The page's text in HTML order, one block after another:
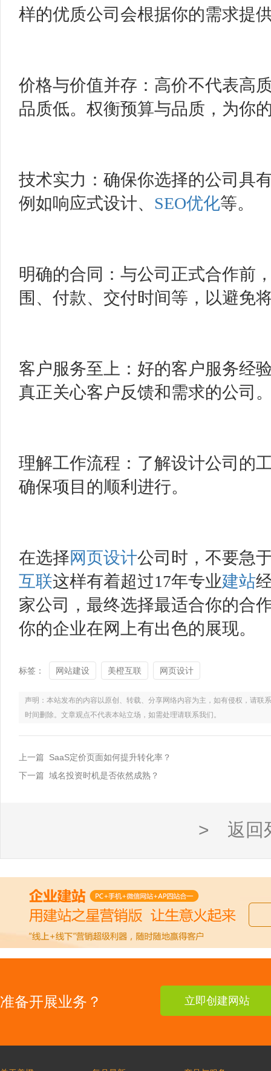
样的优质公司会根据你的需求提
价格与价值并存：高价不代表高
品质低。权衡预算与品质，为你
技术实力：确保你选择的公司具
例如响应式设计、 SEO优化等。
明确的合同：与公司正式合作前
围、付款、交付时间等，以避免
客户服务至上：好的客户服务经
真正关心客户反馈和需求的公司
理解工作流程：了解设计公司的
确保项目的顺利进行。
在选择网页设计公司时，不要急
互联这样有着超过17年专业建站
家公司，最终选择最适合你的合
你的企业在网上有出色的展现。
标签： 网站建设 美橙互联 网页设计
声明：本站发布的内容以原创、转载、分享网络内容为主，如有侵权，请
时间删除。文章观点不代表本站立场，如需处理请联系我们。
上一篇 SaaS定价页面如何提升转化率？
下一篇 域名投资时机是否依然成熟？
> 返回
准备开展业务？ 立即创建网站